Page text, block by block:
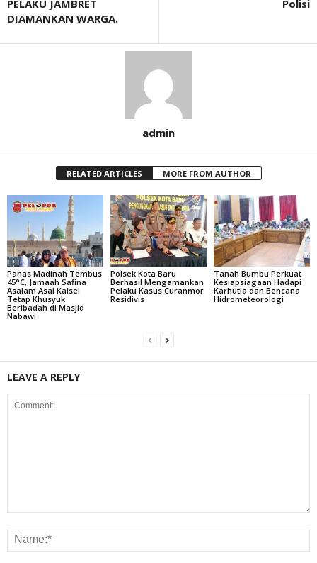
PELAKU JAMBRET
DIAMANKAN WARGA.
Polisi
admin
RELATED ARTICLES MORE FROM AUTHOR
Panas Madinah Tembus
45°C, Jamaah Safina
Asalam Asal Kalsel
Tetap Khusyuk
Beribadah di Masjid
Nabawi
Polsek Kota Baru
Berhasil Mengamankan
Pelaku Kasus Curanmor
Residivis
Tanah Bumbu Perkuat
Kesiapsiagaan Hadapi
Karhutla dan Bencana
Hidrometeorologi
LEAVE A REPLY